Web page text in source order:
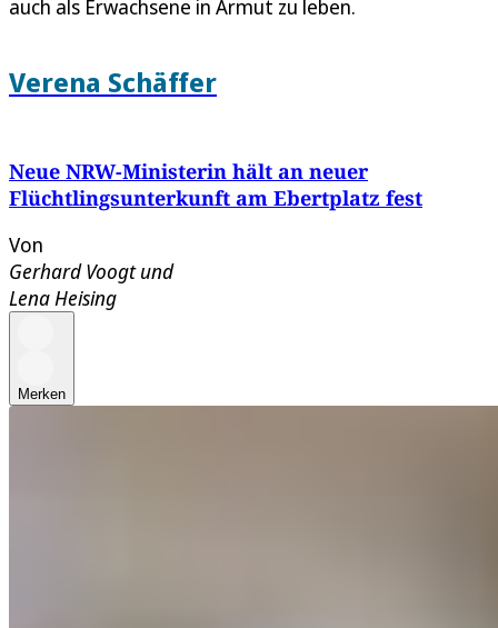
auch als Erwachsene in Armut zu leben.
Verena Schäffer
Neue NRW-Ministerin hält an neuer
Flüchtlingsunterkunft am Ebertplatz fest
Von
Gerhard Voogtund
Lena Heising
Merken